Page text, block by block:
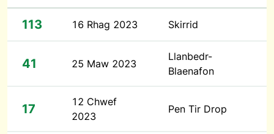
113 16 Rhag 2023 Skirrid
41 25 Maw 2023
Llanbedr-
Blaenafon
17
12 Chwef
2023
Pen Tir Drop